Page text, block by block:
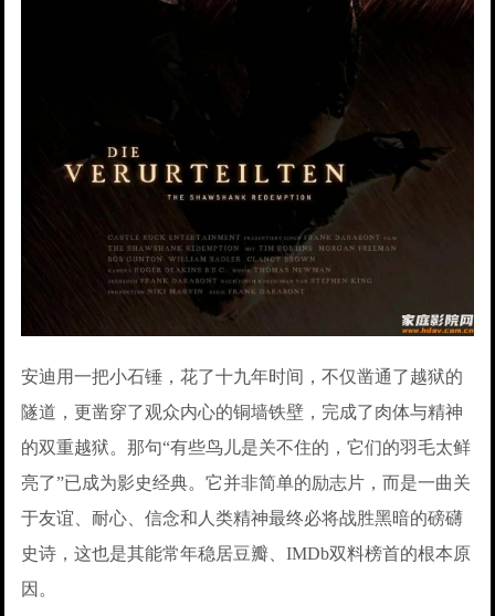
安迪用一把小石锤，花了十九年时间，不仅凿通了越狱的
隧道，更凿穿了观众内心的铜墙铁壁，完成了肉体与精神
的双重越狱。那句“有些鸟儿是关不住的，它们的羽毛太鲜
亮了”已成为影史经典。它并非简单的励志片，而是一曲关
于友谊、耐心、信念和人类精神最终必将战胜黑暗的磅礴
史诗，这也是其能常年稳居豆瓣、IMDb双料榜首的根本原
因。